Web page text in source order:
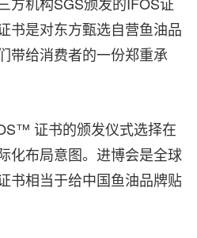
书是对东方甄选自营鱼油品
带给消费者的一份郑重承
证书的颁发仪式选择在
化布局意图。进博会是全球
书相当于给中国鱼油品牌贴